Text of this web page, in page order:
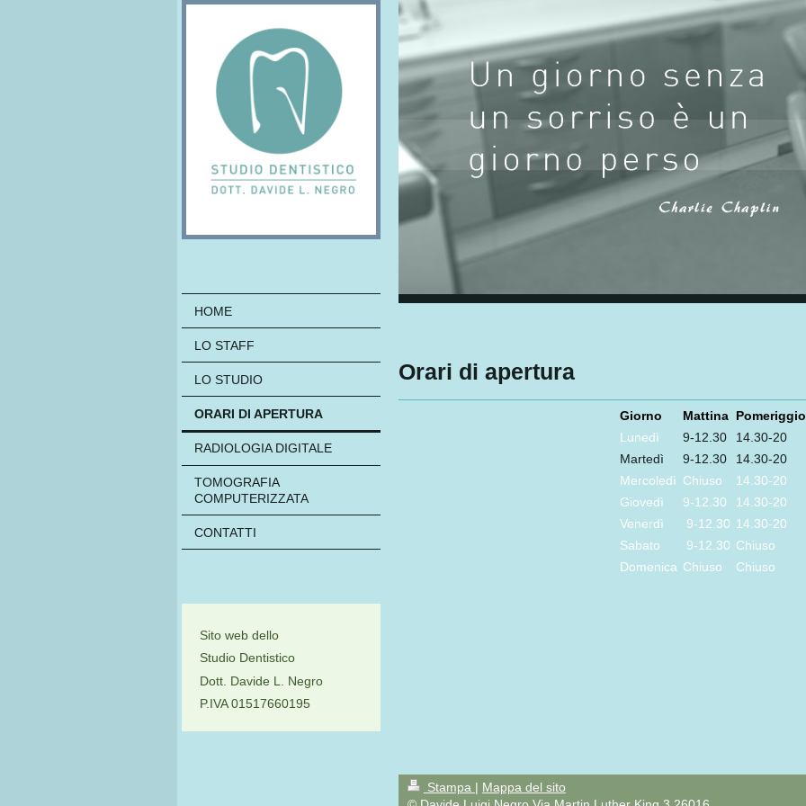
HOME
LO STAFF
LO STUDIO
ORARI DI APERTURA
RADIOLOGIA DIGITALE
TOMOGRAFIA
COMPUTERIZZATA
CONTATTI
Sito web dello
Studio Dentistico
Dott. Davide L. Negro
P.IVA 01517660195
Orari di apertura
Giorno Mattina Pomeriggio
Lunedì
9-12.30
14.30-20
Martedì
9-12.30
14.30-20
Mercoledì Chiuso
14.30-20
Giovedì
9-12.30
14.30-20
Venerdì
9-12.30 14.30-20
Sabato
9-12.30 Chiuso
Domenica Chiuso Chiuso
Stampa | Mappa del sito